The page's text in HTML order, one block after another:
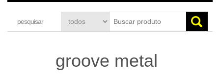
pesquisar
groove metal